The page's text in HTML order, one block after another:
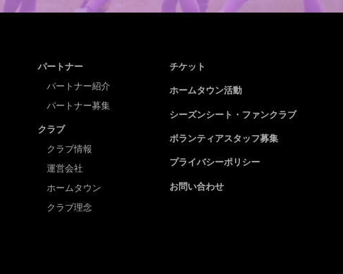
パートナー
パートナー紹介
パートナー募集
クラブ
クラブ情報
運営会社
ホームタウン
クラブ理念
チケット
ホームタウン活動
シーズンシート・ファンクラブ
ボランティアスタッフ募集
プライバシーポリシー
お問い合わせ